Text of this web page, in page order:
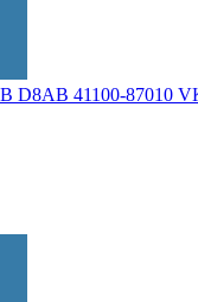
41100-87010